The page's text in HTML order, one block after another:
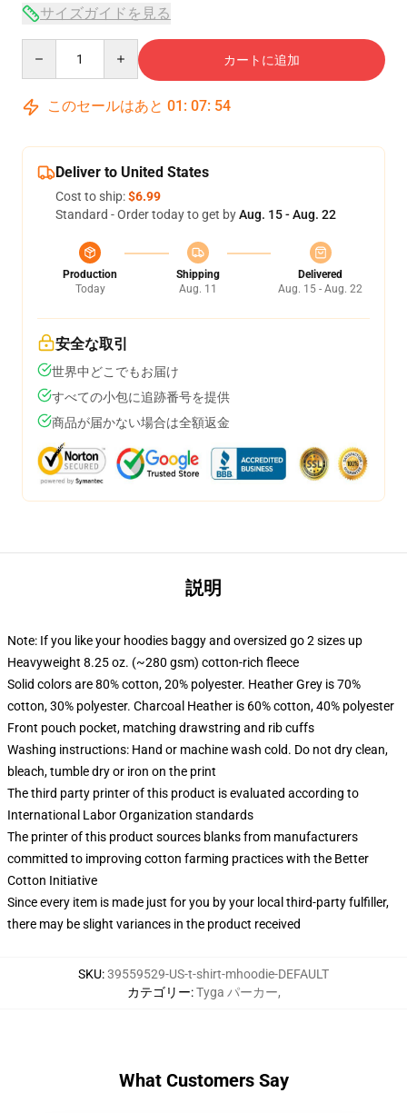
サイズガイドを見る
カートに追加
このセールはあと 01 : 07: 53
Deliver to United States
Cost to ship:$6.99
Standard - Order today to get byAug. 15 - Aug. 22
Production
Today
Shipping
Aug. 11
Delivered
Aug. 15 - Aug. 22
安全な取引
世界中どこでもお届け
すべての小包に追跡番号を提供
商品が届かない場合は全額返金
説明
Note: If you like your hoodies baggy and oversized go 2 sizes up
Heavyweight 8.25 oz. (~280 gsm) cotton-rich fleece
Solid colors are 80% cotton, 20% polyester. Heather Grey is 70%
cotton, 30% polyester. Charcoal Heather is 60% cotton, 40% polyester
Front pouch pocket, matching drawstring and rib cuffs
Washing instructions: Hand or machine wash cold. Do not dry clean,
bleach, tumble dry or iron on the print
The third party printer of this product is evaluated according to
International Labor Organization standards
The printer of this product sources blanks from manufacturers
committed to improving cotton farming practices with the Better
Cotton Initiative
Since every item is made just for you by your local third-party fulfiller,
there may be slight variances in the product received
SKU:39559529-US-t-shirt-mhoodie-DEFAULT
カテゴリー:Tyga パーカー,
What Customers Say